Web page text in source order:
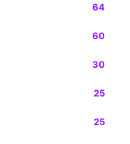
64
60
30
25
25